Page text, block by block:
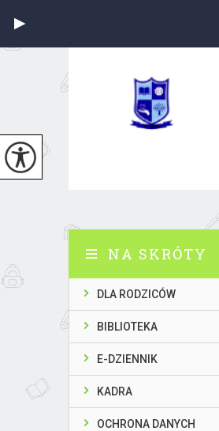
NA SKRÓTY
DLA RODZICÓW
BIBLIOTEKA
E-DZIENNIK
KADRA
OCHRONA DANYCH